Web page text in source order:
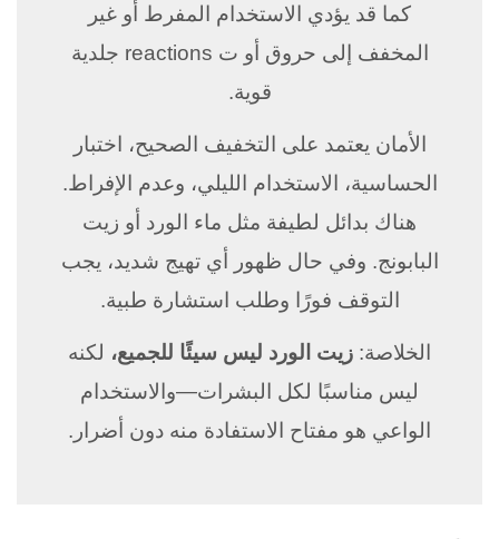
كما قد يؤدي الاستخدام المفرط أو غير
المخفف إلى حروق أو ت reactions جلدية
قوية.
الأمان يعتمد على التخفيف الصحيح، اختبار
الحساسية، الاستخدام الليلي، وعدم الإفراط.
هناك بدائل لطيفة مثل ماء الورد أو زيت
البابونج. وفي حال ظهور أي تهيج شديد، يجب
التوقف فورًا وطلب استشارة طبية.
الخلاصة: زيت الورد ليس سيئًا للجميع، لكنه
ليس مناسبًا لكل البشرات—والاستخدام
الواعي هو مفتاح الاستفادة منه دون أضرار.